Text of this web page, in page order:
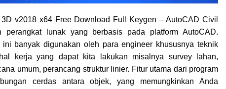
v2018 x64 Free Download Full Keygen – AutoCAD Civil
perangkat lunak yang berbasis pada platform AutoCAD.
banyak digunakan oleh para engineer khususnya teknik
kerja yang dapat kita lakukan misalnya survey lahan,
umum, perancang struktur linier. Fitur utama dari program
cerdas antara objek, yang memungkinkan Anda